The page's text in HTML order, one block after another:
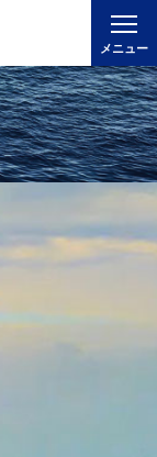
メニュー